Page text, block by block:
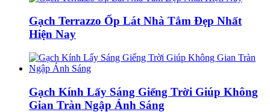
Gạch Terrazzo Ốp Lát Nhà Tắm Đẹp Nhất
Hiện Nay
Gạch Kính Lấy Sáng Giếng Trời Giúp Không
Gian Tràn Ngập Ánh Sáng